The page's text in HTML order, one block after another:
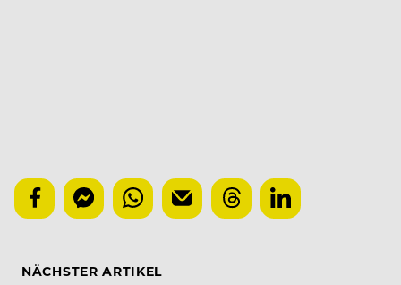
NÄCHSTER ARTIKEL